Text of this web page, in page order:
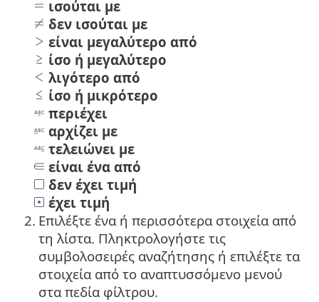
ισούται με
δεν ισούται με
είναι μεγαλύτερο από
ίσο ή μεγαλύτερο
λιγότερο από
ίσο ή μικρότερο
περιέχει
αρχίζει με
τελειώνει με
είναι ένα από
δεν έχει τιμή
έχει τιμή
2. Επιλέξτε ένα ή περισσότερα στοιχεία από
τη λίστα. Πληκτρολογήστε τις
συμβολοσειρές αναζήτησης ή επιλέξτε τα
στοιχεία από το αναπτυσσόμενο μενού
στα πεδία φίλτρου.